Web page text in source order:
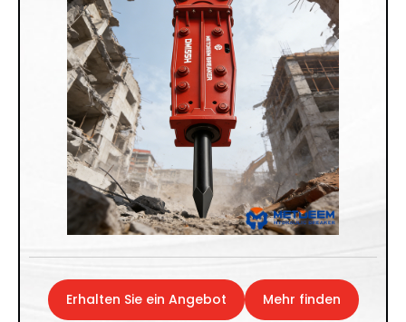
Erhalten Sie ein Angebot Mehr finden